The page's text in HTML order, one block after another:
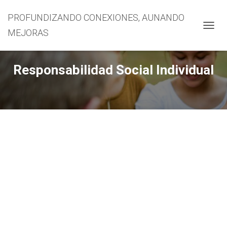
PROFUNDIZANDO CONEXIONES, AUNANDO
MEJORAS
Responsabilidad Social Individual